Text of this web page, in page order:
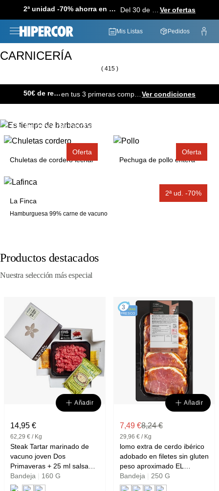
2ª unidad -70% ahorra en más de 1.000 productos Ver ofertas
Mis Listas Pedidos
Supermercado Frescos
CARNICERÍA
( 415 )
50€ de regalo Ver condiciones
Es tiempo de barbacoas
Disfrutar del momento cuesta muy poco
Oferta
Chuletas de cordero lechal
Oferta
Pechuga de pollo entera
2ª ud. -70%
La Finca
Hamburguesa 99% carne de vacuno
Productos destacados
Nuestra selección más especial
Añadir
14,95 €
62,29 € / Kg
Steak Tartar marinado de
vacuno joven Dos
Primaveras + 25 ml salsa
clásica + 15 ml aceite de
oliva virgen extra + 40 g pan
Bandeja 160 G
3 DÍAS
FRESCO
Añadir
7,49 €8,24 €
29,96 € / Kg
lomo extra de cerdo ibérico
adobado en filetes sin gluten
peso aproximado EL
CORTE INGLES
SELECTION
Bandeja 250 G